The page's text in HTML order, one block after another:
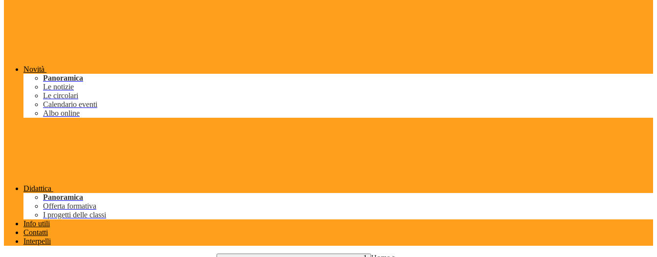
Novità
Panoramica
Le notizie
Le circolari
Calendario eventi
Albo online
Didattica
Panoramica
Offerta formativa
I progetti delle classi
Info utili
Contatti
Interpelli